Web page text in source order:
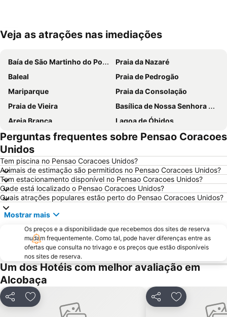
Ampliar mapa
Veja as atrações nas imediações
Baía de São Martinho do Porto
Praia da Nazaré
Baleal
Praia de Pedrogão
Mariparque
Praia da Consolação
Praia de Vieira
Basílica de Nossa Senhora do Rosário de Fátima
Areia Branca
Lagoa de Óbidos
Praia d'El Rey Golf & CC
Foz do Arelho
Grutas de Mira de Aire
Buddha Eden Garden - Jardim da Paz
Praia de São Pedro de Moel
Serra do Montejunto
Praia das Berlengas
Salir do Porto
Castelo de Óbidos
Paredes de Vitória
Estádio Municipal de Leiria
Da Foz do Arelho
Bom Sucesso
Castelo de Almourol
Estação Rodoviária de Fátima
Museu da Fábrica de Cimento Maceira-Lis
Reserva Natural das Ilhas Berlengas
Praia de Pedra do Ouro
Praia Norte
Praia do Bom Sucesso
Quinta Pedagógica do Cuco
Perguntas frequentes sobre Pensao Coracoes
Unidos
Tem piscina no Pensao Coracoes Unidos?
Animais de estimação são permitidos no Pensao Coracoes Unidos?
Tem estacionamento disponível no Pensao Coracoes Unidos?
Onde está localizado o Pensao Coracoes Unidos?
Quais atrações populares estão perto do Pensao Coracoes Unidos?
Mostrar mais
Os preços e a disponibilidade que recebemos dos sites de reserva
mudam frequentemente. Como tal, pode haver diferenças entre as
ofertas que consulta no trivago e os preços que estão disponíveis
nos sites de reserva.
Um dos Hotéis com melhor avaliação em
Alcobaça
PartilharAdicionar aos favoritos PartilharAdicionar